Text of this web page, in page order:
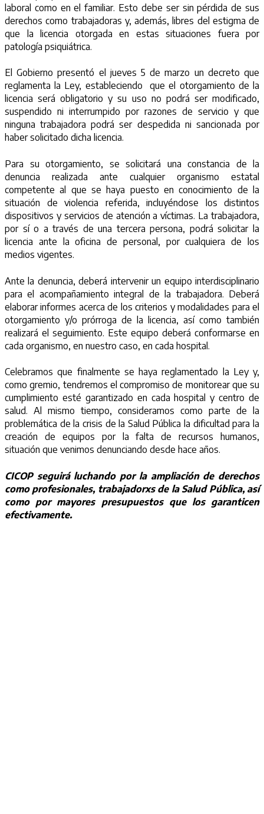
laboral como en el familiar. Esto debe ser sin pérdida de sus
derechos como trabajadoras y, además, libres del estigma de
que la licencia otorgada en estas situaciones fuera por
patología psiquiátrica.
El Gobierno presentó el jueves 5 de marzo un decreto que
reglamenta la Ley, estableciendo que el otorgamiento de la
licencia será obligatorio y su uso no podrá ser modificado,
suspendido ni interrumpido por razones de servicio y que
ninguna trabajadora podrá ser despedida ni sancionada por
haber solicitado dicha licencia.
Para su otorgamiento, se solicitará una constancia de la
denuncia realizada ante cualquier organismo estatal
competente al que se haya puesto en conocimiento de la
situación de violencia referida, incluyéndose los distintos
dispositivos y servicios de atención a víctimas. La trabajadora,
por sí o a través de una tercera persona, podrá solicitar la
licencia ante la oficina de personal, por cualquiera de los
medios vigentes.
Ante la denuncia, deberá intervenir un equipo interdisciplinario
para el acompañamiento integral de la trabajadora. Deberá
elaborar informes acerca de los criterios y modalidades para el
otorgamiento y/o prórroga de la licencia, así como también
realizará el seguimiento. Este equipo deberá conformarse en
cada organismo, en nuestro caso, en cada hospital.
Celebramos que finalmente se haya reglamentado la Ley y,
como gremio, tendremos el compromiso de monitorear que su
cumplimiento esté garantizado en cada hospital y centro de
salud. Al mismo tiempo, consideramos como parte de la
problemática de la crisis de la Salud Pública la dificultad para la
creación de equipos por la falta de recursos humanos,
situación que venimos denunciando desde hace años.
CICOP seguirá luchando por la ampliación de derechos
como profesionales, trabajadorxs de la Salud Pública, así
como por mayores presupuestos que los garanticen
efectivamente.